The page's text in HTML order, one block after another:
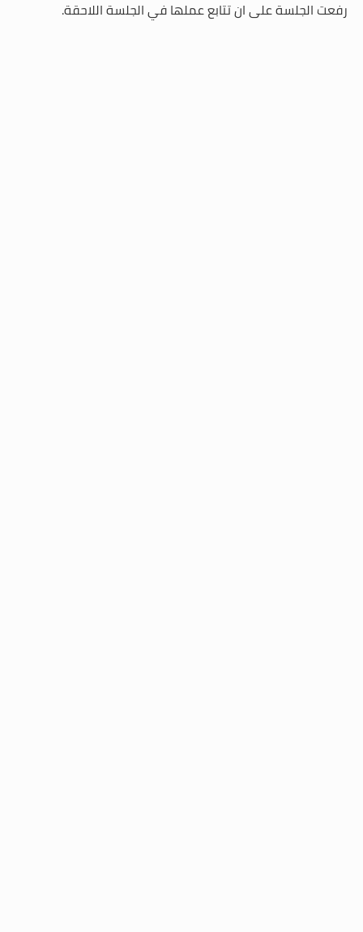
رفعت الجلسة على ان تتابع عملها في الجلسة اللاحقة.